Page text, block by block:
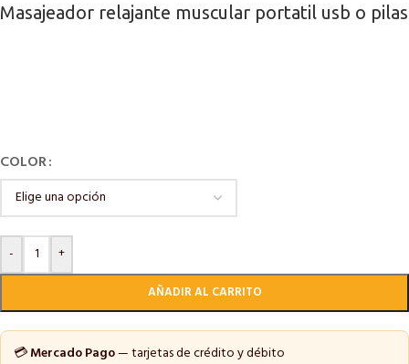
Masajeador relajante muscular portatil usb o pilas
COLOR
-
+
AÑADIR AL CARRITO
💳Mercado Pago— tarjetas de crédito y débito